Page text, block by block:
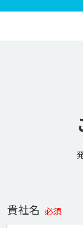
貴社名 必須